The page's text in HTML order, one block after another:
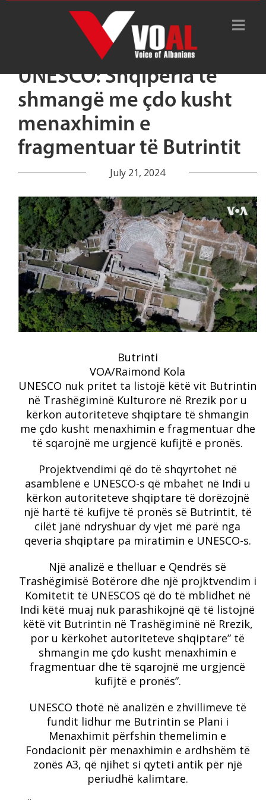
UNESCO: Shqipëria të
shmangë me çdo kusht
menaxhimin e
fragmentuar të Butrintit
July 21, 2024
Butrinti
VOA/Raimond Kola
UNESCO nuk pritet ta listojë këtë vit Butrintin
në Trashëgiminë Kulturore në Rrezik por u
kërkon autoriteteve shqiptare të shmangin
me çdo kusht menaxhimin e fragmentuar dhe
të sqarojnë me urgjencë kufijtë e pronës.
Projektvendimi që do të shqyrtohet në
asamblenë e UNESCO-s që mbahet në Indi u
kërkon autoriteteve shqiptare të dorëzojnë
një hartë të kufijve të pronës së Butrintit, të
cilët janë ndryshuar dy vjet më parë nga
qeveria shqiptare pa miratimin e UNESCO-s.
Një analizë e thelluar e Qendrës së
Trashëgimisë Botërore dhe një projktvendim i
Komitetit të UNESCOS që do të mblidhet në
Indi këtë muaj nuk parashikojnë që të listojnë
këtë vit Butrintin në Trashëgiminë në Rrezik,
por u kërkohet autoriteteve shqiptare” të
shmangin me çdo kusht menaxhimin e
fragmentuar dhe të sqarojnë me urgjencë
kufijtë e pronës”.
UNESCO thotë në analizën e zhvillimeve të
fundit lidhur me Butrintin se Plani i
Menaxhimit përfshin themelimin e
Fondacionit për menaxhimin e ardhshëm të
zonës A3, që njihet si qyteti antik për një
periudhë kalimtare.